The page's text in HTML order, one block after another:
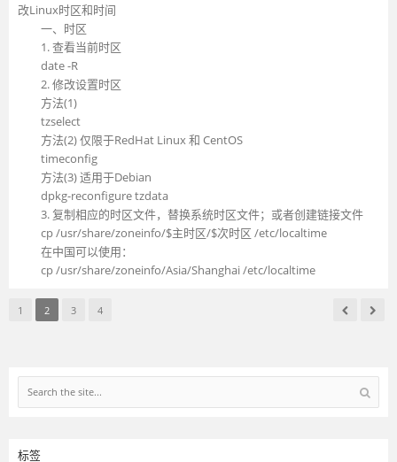
改Linux时区和时间
一、时区
1. 查看当前时区
date -R
2. 修改设置时区
方法(1)
tzselect
方法(2) 仅限于RedHat Linux 和 CentOS
timeconfig
方法(3) 适用于Debian
dpkg-reconfigure tzdata
3. 复制相应的时区文件，替换系统时区文件；或者创建链接文件
cp /usr/share/zoneinfo/$主时区/$次时区 /etc/localtime
在中国可以使用：
cp /usr/share/zoneinfo/Asia/Shanghai /etc/localtime
1 2 3 4
标签